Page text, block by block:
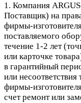
1. Компания
Поставщик) на
фирмы-
поставляемого
течение 1-2 лет
или карточке
в гарантийный
или
фирмы-
счет ремонт или